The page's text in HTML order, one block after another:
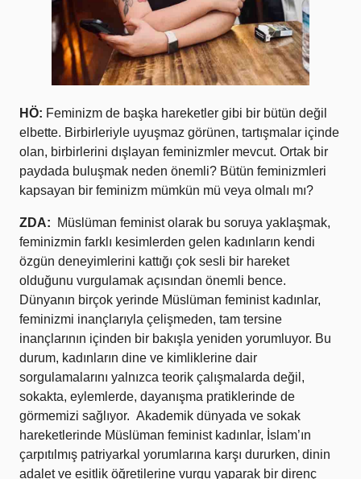
HÖ: Feminizm de başka hareketler gibi bir bütün değil
elbette. Birbirleriyle uyuşmaz görünen, tartışmalar içinde
olan, birbirlerini dışlayan feminizmler mevcut. Ortak bir
paydada buluşmak neden önemli? Bütün feminizmleri
kapsayan bir feminizm mümkün mü veya olmalı mı?
ZDA: Müslüman feminist olarak bu soruya yaklaşmak,
feminizmin farklı kesimlerden gelen kadınların kendi
özgün deneyimlerini kattığı çok sesli bir hareket
olduğunu vurgulamak açısından önemli bence.
Dünyanın birçok yerinde Müslüman feminist kadınlar,
feminizmi inançlarıyla çelişmeden, tam tersine
inançlarının içinden bir bakışla yeniden yorumluyor. Bu
durum, kadınların dine ve kimliklerine dair
sorgulamalarını yalnızca teorik çalışmalarda değil,
sokakta, eylemlerde, dayanışma pratiklerinde de
görmemizi sağlıyor. Akademik dünyada ve sokak
hareketlerinde Müslüman feminist kadınlar, İslam’ın
çarpıtılmış patriyarkal yorumlarına karşı dururken, dinin
adalet ve eşitlik öğretilerine vurgu yaparak bir direnç